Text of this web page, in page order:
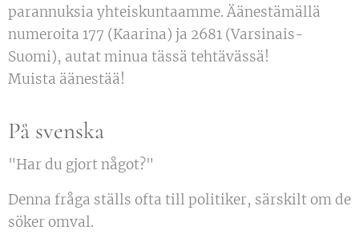
parannuksia yhteiskuntaamme. Äänestämällä
numeroita 177 (Kaarina) ja 2681 (Varsinais-
Suomi), autat minua tässä tehtävässä!
Muista äänestää!
På svenska
"Har du gjort något?"
Denna fråga ställs ofta till politiker, särskilt om de
söker omval.